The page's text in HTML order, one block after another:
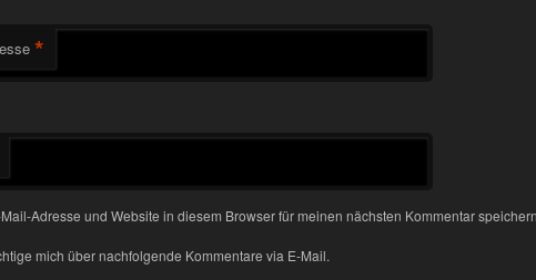
*
Adresse und Website in diesem Browser für meinen nächsten Kommentar
mich über nachfolgende Kommentare via E-Mail.